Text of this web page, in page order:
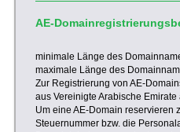
AE-
minimale Länge des
maximale Länge des
Zur Registrierung von AE-
aus Vereinigte Arabische
Um eine AE-Domain reservieren
Steuernummer bzw. die